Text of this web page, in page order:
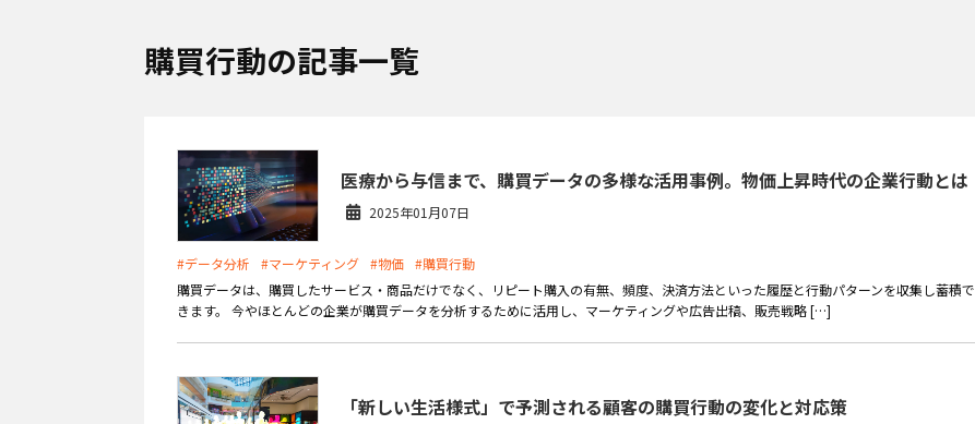
ORANGE POSの強み
棚卸アプリ
タッチパネル式カスタマー
ディスプレイ
外部サービス連携
POS比較
リユース・
リサイクルショップ
酒販・ワイン
サロン
飲食店
購買行動の記事一覧
医療から与信まで、購買データの多様な活用事例。物価上昇時代の企業行動とは
2025年01月07日
#データ分析 #マーケティング #物価 #購買行動
購買データは、購買したサービス・商品だけでなく、リピート購入の有無、頻度、決済方法といった履歴と行動パターンを収集し蓄積で
きます。 今やほとんどの企業が購買データを分析するために活用し、マーケティングや広告出稿、販売戦略 […]
「新しい生活様式」で予測される顧客の購買行動の変化と対応策